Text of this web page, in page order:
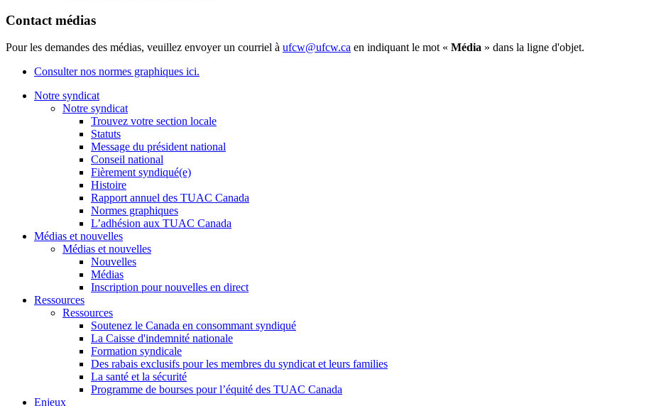
Contact médias
Pour les demandes des médias, veuillez envoyer un courriel à ufcw@ufcw.ca en indiquant le mot « Média » dans la ligne d'objet.
Consulter nos normes graphiques ici.
Notre syndicat
Notre syndicat
Trouvez votre section locale
Statuts
Message du président national
Conseil national
Fièrement syndiqué(e)
Histoire
Rapport annuel des TUAC Canada
Normes graphiques
L’adhésion aux TUAC Canada
Médias et nouvelles
Médias et nouvelles
Nouvelles
Médias
Inscription pour nouvelles en direct
Ressources
Ressources
Soutenez le Canada en consommant syndiqué
La Caisse d'indemnité nationale
Formation syndicale
Des rabais exclusifs pour les membres du syndicat et leurs families
La santé et la sécurité
Programme de bourses pour l’équité des TUAC Canada
Enjeux